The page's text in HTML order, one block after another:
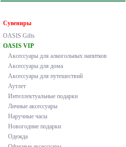
Сувениры
OASIS Gifts
OASIS VIP
Аксессуары для алкогольных напитков
Аксессуары для дома
Аксессуары для путешествий
Аутлет
Интеллектуальные подарки
Личные аксессуары
Наручные часы
Новогодние подарки
Одежда